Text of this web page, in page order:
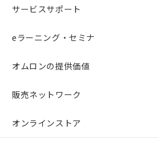
サービスサポート
eラーニング・セミナ
オムロンの提供価値
販売ネットワーク
オンラインストア